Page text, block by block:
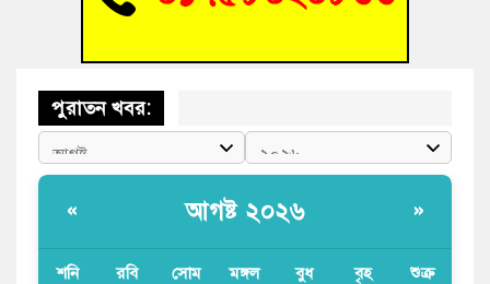
পুরাতন খবর:
« আগষ্ট ২০২৬ »
শনি রবি সোম মঙ্গল বুধ বৃহ শুক্র